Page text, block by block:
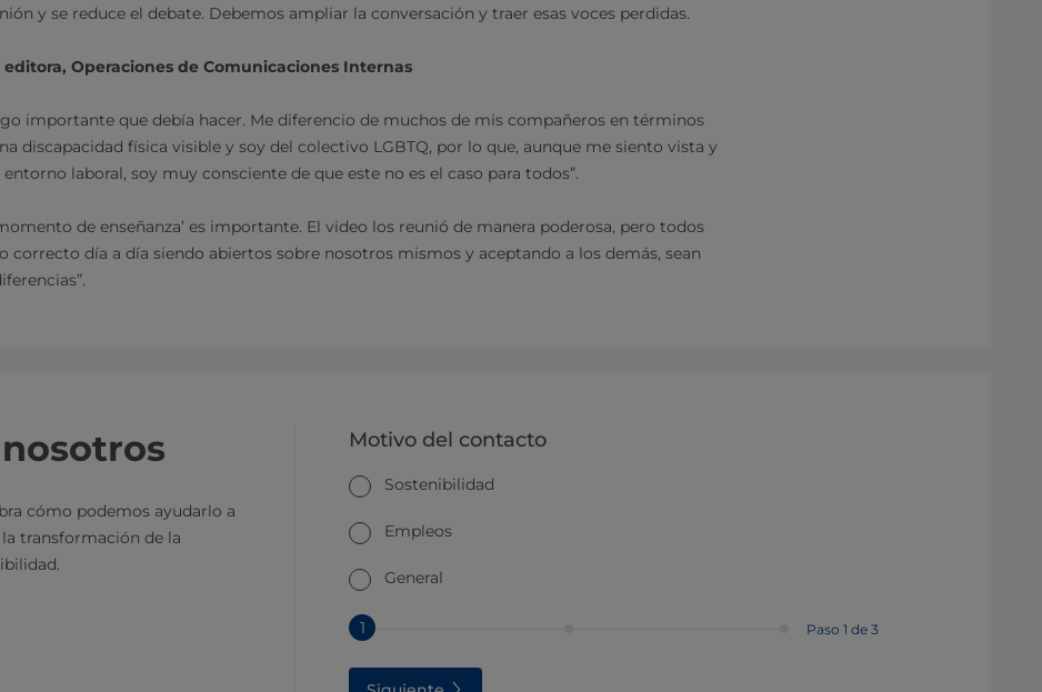
y se reduce el debate. Debemos ampliar la conversación y traer esas voces perdidas.
Operaciones de Comunicaciones Internas
importante que debía hacer. Me diferencio de muchos de mis compañeros en términos
discapacidad física visible y soy del colectivo LGBTQ, por lo que, aunque me siento vista y
laboral, soy muy consciente de que este no es el caso para todos”.
de enseñanza’ es importante. El video los reunió de manera poderosa, pero todos
correcto día a día siendo abiertos sobre nosotros mismos y aceptando a los demás, sean
cómo podemos ayudarlo a
transformación de la
Motivo del contacto
Sostenibilidad
Empleos
General
1 Paso 1 de 3